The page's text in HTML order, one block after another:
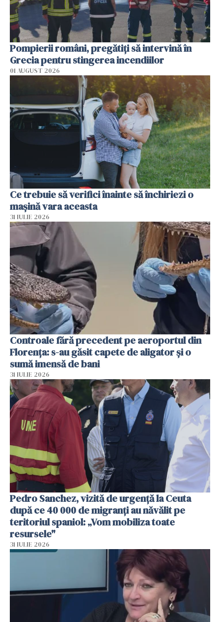
Pompierii români, pregătiţi să intervină în
Grecia pentru stingerea incendiilor
01 AUGUST 2026
Ce trebuie să verifici înainte să închiriezi o
mașină vara aceasta
31 IULIE 2026
Controale fără precedent pe aeroportul din
Florența: s-au găsit capete de aligator și o
sumă imensă de bani
31 IULIE 2026
Pedro Sanchez, vizită de urgență la Ceuta
după ce 40 000 de migranți au năvălit pe
teritoriul spaniol: „Vom mobiliza toate
resursele"
31 IULIE 2026